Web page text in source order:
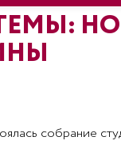
собрание